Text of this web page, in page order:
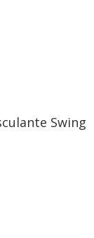
Swing